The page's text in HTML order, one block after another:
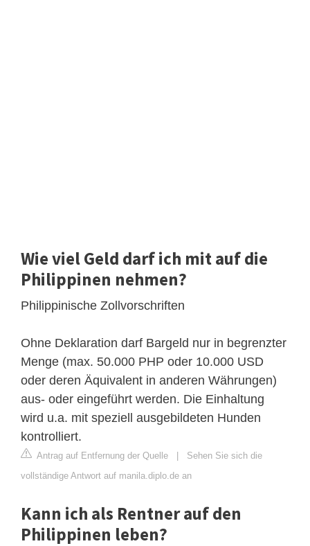
Wie viel Geld darf ich mit auf die
Philippinen nehmen?
Philippinische Zollvorschriften
Ohne Deklaration darf Bargeld nur in begrenzter
Menge (max. 50.000 PHP oder 10.000 USD
oder deren Äquivalent in anderen Währungen)
aus- oder eingeführt werden. Die Einhaltung
wird u.a. mit speziell ausgebildeten Hunden
kontrolliert.
Antrag auf Entfernung der Quelle | Sehen Sie sich die
vollständige Antwort auf manila.diplo.de an
Kann ich als Rentner auf den
Philippinen leben?